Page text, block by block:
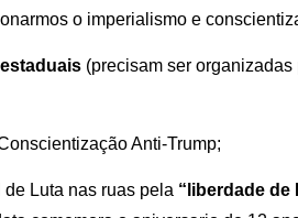
o imperialismo e
(precisam ser
Anti-Trump;
Luta nas ruas pela “liberdade de